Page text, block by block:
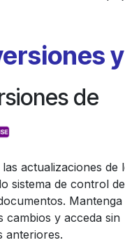
de
actualizaciones de
sistema de control de
Mantenga
cambios y acceda sin
anteriores.